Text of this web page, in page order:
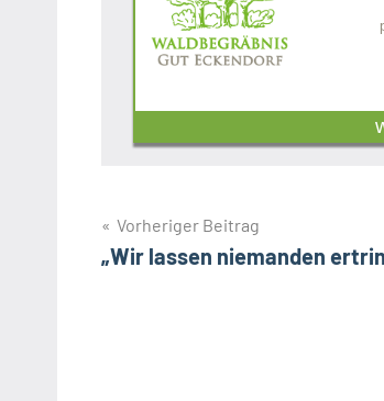
Beitragsnavigation
Vorheriger Beitrag
„Wir lassen niemanden